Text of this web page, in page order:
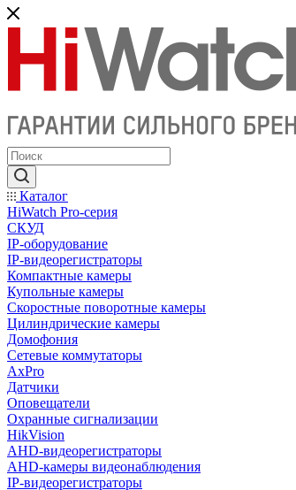
Каталог
HiWatch Pro-серия
CКУД
IP-оборудование
IP-видеорегистраторы
Компактные камеры
Купольные камеры
Скоростные поворотные камеры
Цилиндрические камеры
Домофония
Сетевые коммутаторы
AxPro
Датчики
Оповещатели
Охранные сигнализации
HikVision
AHD-видеорегистраторы
AHD-камеры видеонаблюдения
IP-видеорегистраторы